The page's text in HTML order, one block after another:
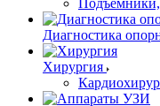
Подъемники,
Диагностика
Хирургия